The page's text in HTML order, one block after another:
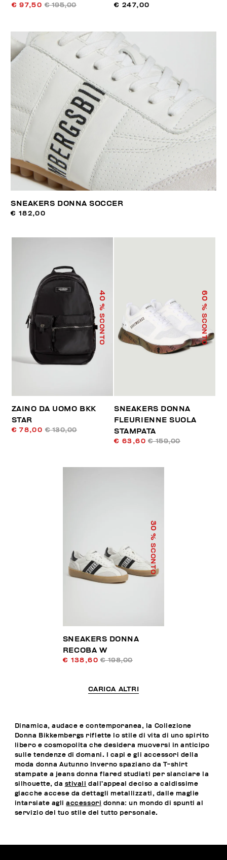
€ 97,50 € 195,00 € 247,00
SNEAKERS DONNA SOCCER
€ 182,00
40
% SCONTO
ZAINO DA UOMO BKK
STAR
€ 78,00 € 130,00
60
% SCONTO
SNEAKERS DONNA
FLEURIENNE SUOLA
STAMPATA
€ 63,60 € 159,00
30
% SCONTO
SNEAKERS DONNA
RECOBA W
€ 138,60 € 198,00
CARICA ALTRI
Dinamica, audace e contemporanea, la Collezione
Donna Bikkembergs riflette lo stile di vita di uno spirito
libero e cosmopolita che desidera muoversi in anticipo
sulle tendenze di domani. I capi e gli accessori della
moda donna Autunno Inverno spaziano da T-shirt
stampate a jeans donna flared studiati per slanciare la
silhouette, da stivali dall’appeal deciso a caldissime
giacche accese da dettagli metallizzati, dalle maglie
intarsiate agliaccessori donna: un mondo di spunti al
servizio del tuo stile del tutto personale.